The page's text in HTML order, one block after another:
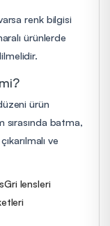
renk bilgisi
ürünlerde
ürün
sırasında batma,
ve
Gri lensleri